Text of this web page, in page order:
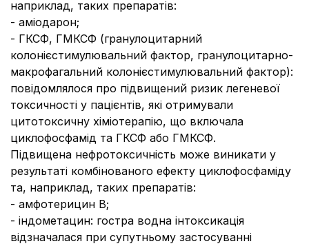
наприклад, таких препаратів:
- аміодарон;
- ГКСФ, ГМКСФ (гранулоцитарний
колонієстимулювальний фактор, гранулоцитарно-
макрофагальний колонієстимулювальний фактор):
повідомлялося про підвищений ризик легеневої
токсичності у пацієнтів, які отримували
цитотоксичну хіміотерапію, що включала
циклофосфамід та ГКСФ або ГМКСФ.
Підвищена нефротоксичність може виникати у
результаті комбінованого ефекту циклофосфаміду
та, наприклад, таких препаратів:
- амфотерицин В;
- індометацин: гостра водна інтоксикація
відзначалася при супутньому застосуванні